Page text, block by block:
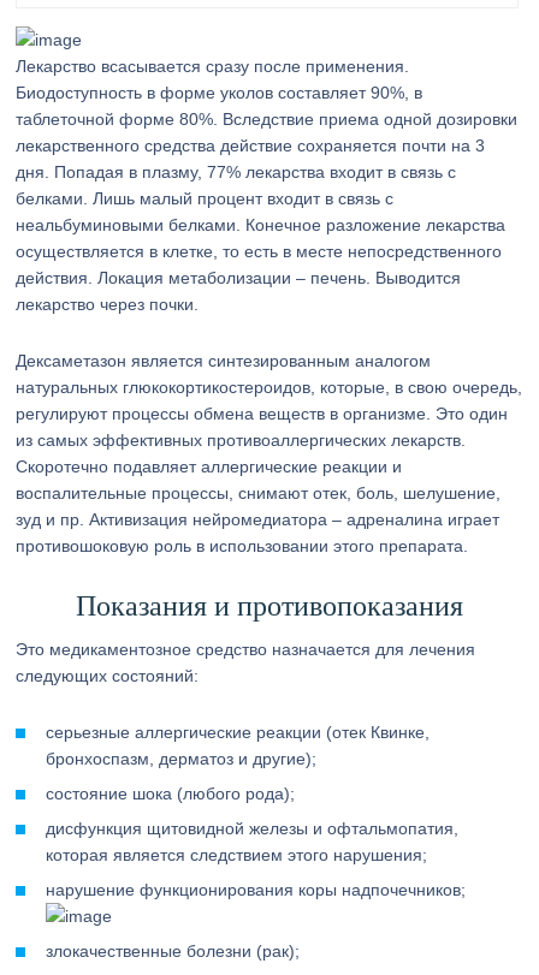
Лекарство всасывается сразу после применения.
Биодоступность в форме уколов составляет 90%, в
таблеточной форме 80%. Вследствие приема одной дозировки
лекарственного средства действие сохраняется почти на 3
дня. Попадая в плазму, 77% лекарства входит в связь с
белками. Лишь малый процент входит в связь с
неальбуминовыми белками. Конечное разложение лекарства
осуществляется в клетке, то есть в месте непосредственного
действия. Локация метаболизации – печень. Выводится
лекарство через почки.
Дексаметазон является синтезированным аналогом
натуральных глюкокортикостероидов, которые, в свою очередь,
регулируют процессы обмена веществ в организме. Это один
из самых эффективных противоаллергических лекарств.
Скоротечно подавляет аллергические реакции и
воспалительные процессы, снимают отек, боль, шелушение,
зуд и пр. Активизация нейромедиатора – адреналина играет
противошоковую роль в использовании этого препарата.
Показания и противопоказания
Это медикаментозное средство назначается для лечения
следующих состояний:
серьезные аллергические реакции (отек Квинке,
бронхоспазм, дерматоз и другие);
состояние шока (любого рода);
дисфункция щитовидной железы и офтальмопатия,
которая является следствием этого нарушения;
нарушение функционирования коры надпочечников;
злокачественные болезни (рак);